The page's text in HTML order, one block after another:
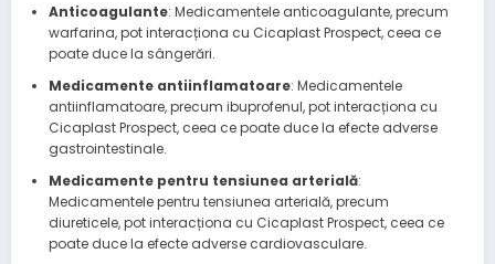
Anticoagulante: Medicamentele anticoagulante, precum
warfarina, pot interacționa cu Cicaplast Prospect, ceea ce
poate duce la sângerări.
Medicamente antiinflamatoare: Medicamentele
antiinflamatoare, precum ibuprofenul, pot interacționa cu
Cicaplast Prospect, ceea ce poate duce la efecte adverse
gastrointestinale.
Medicamente pentru tensiunea arterială:
Medicamentele pentru tensiunea arterială, precum
diureticele, pot interacționa cu Cicaplast Prospect, ceea ce
poate duce la efecte adverse cardiovasculare.